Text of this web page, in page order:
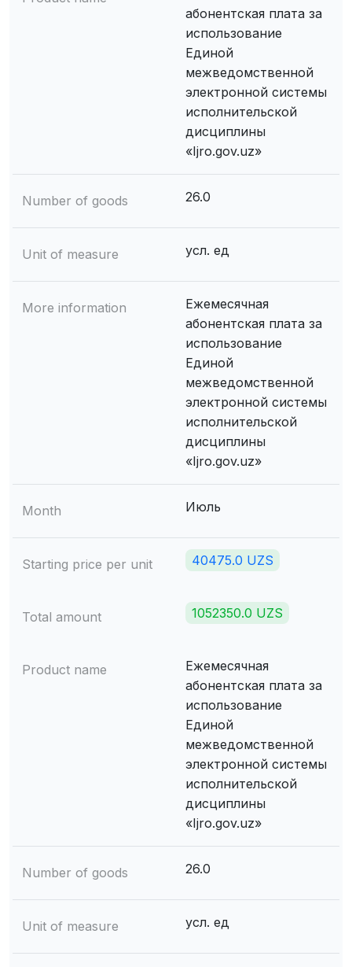
абонентская плата за
использование
Единой
межведомственной
электронной системы
исполнительской
дисциплины
«Ijro.gov.uz»
Number of goods 26.0
Unit of measure усл. ед
More information
Ежемесячная
абонентская плата за
использование
Единой
межведомственной
электронной системы
исполнительской
дисциплины
«Ijro.gov.uz»
Month Июль
Starting price per unit 40475.0 UZS
Total amount 1052350.0 UZS
Product name
Ежемесячная
абонентская плата за
использование
Единой
межведомственной
электронной системы
исполнительской
дисциплины
«Ijro.gov.uz»
Number of goods 26.0
Unit of measure усл. ед